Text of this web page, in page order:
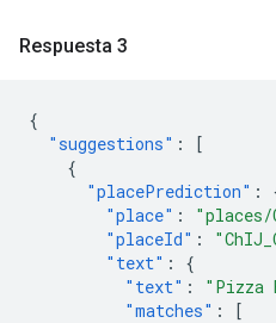
Respuesta 3
{
"suggestions" :
[
{
"placePrediction" :
"place" :
"places/
"placeId" :
"text" :
{
"text" :
"Pizza
"matches" :
[